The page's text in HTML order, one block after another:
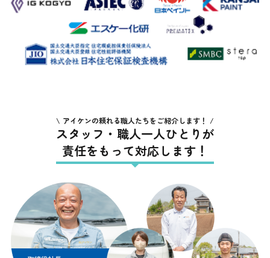
アイケンの頼れる職人たちをご紹介します！
スタッフ・職人一人ひとりが
責任をもって対応します！